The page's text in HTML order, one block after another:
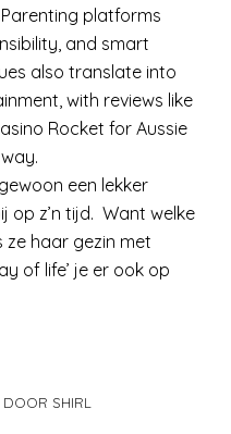
platforms
and smart
also translate into
with reviews like
Rocket for Aussie
een lekker
op z’n tijd. Want welke
ze haar gezin met
of life’ je er ook op
DOORSHIRL